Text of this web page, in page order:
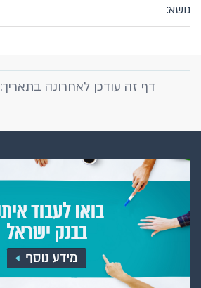
נושא:
דף זה עודכן לאחרונה בתאריך: 13/09/2023